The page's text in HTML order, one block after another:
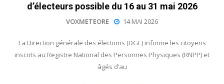
d’électeurs possible du 16 au 31 mai 2026
VOXMETEORE 14 MAI 2026
La Direction générale des élections (DGE) informe les citoyens
inscrits au Registre National des Personnes Physiques (RNPP) et
âgés d’au